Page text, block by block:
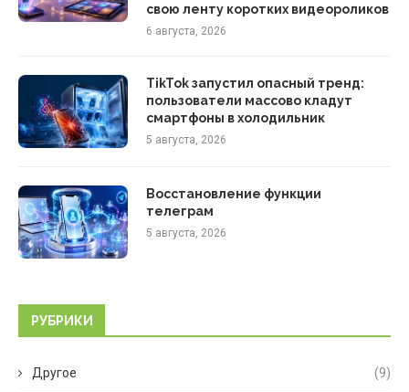
свою ленту коротких видеороликов
6 августа, 2026
TikTok запустил опасный тренд:
пользователи массово кладут
смартфоны в холодильник
5 августа, 2026
Восстановление функции
телеграм
5 августа, 2026
РУБРИКИ
Другое (9)